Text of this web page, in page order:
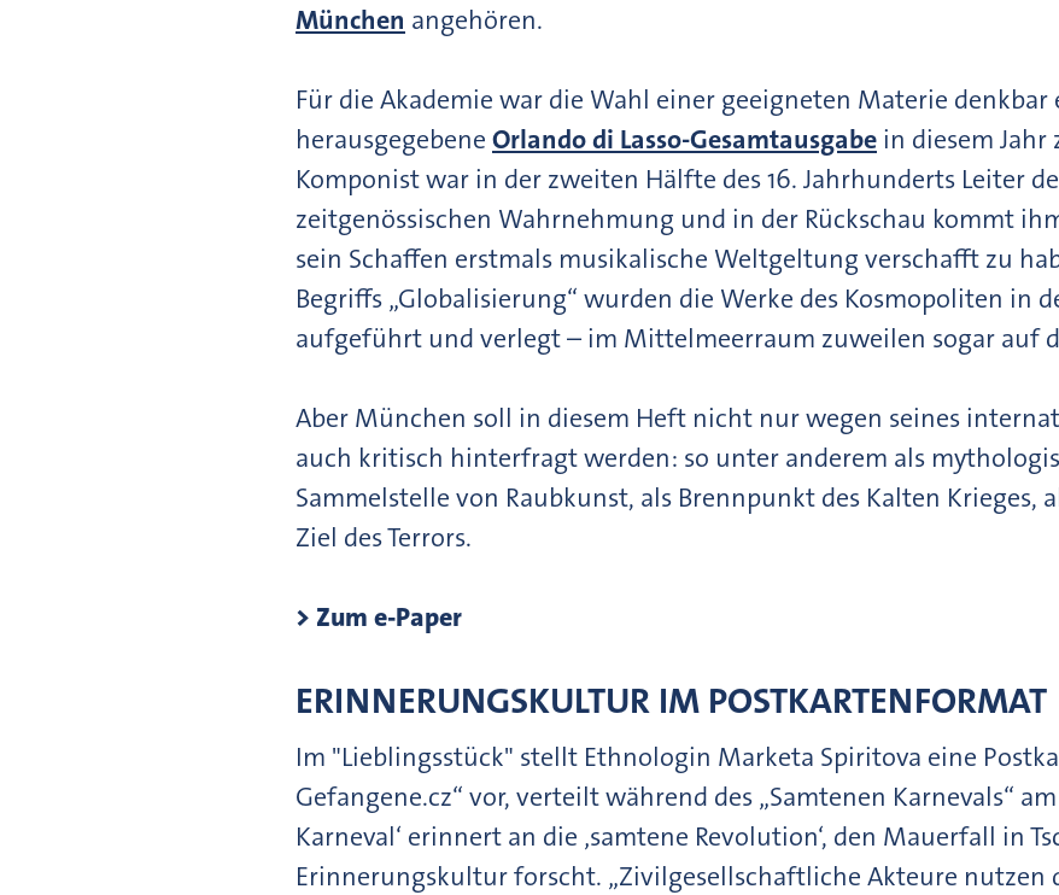
München angehören.
Für die Akademie war die Wahl einer geeigneten Materie
herausgegebene Orlando di Lasso-Gesamtausgabe in diesem
Komponist war in der zweiten Hälfte des 16. Jahrhunderts Leiter
zeitgenössischen Wahrnehmung und in der Rückschau kommt
sein Schaffen erstmals musikalische Weltgeltung verschafft zu
Begriffs „Globalisierung“ wurden die Werke des Kosmopoliten in
aufgeführt und verlegt – im Mittelmeerraum zuweilen sogar auf
Aber München soll in diesem Heft nicht nur wegen seines
auch kritisch hinterfragt werden: so unter anderem als
Sammelstelle von Raubkunst, als Brennpunkt des Kalten Krieges,
Ziel des Terrors.
> Zum e-Paper
ERINNERUNGSKULTUR IM POSTKARTENFORMAT
Im "Lieblingsstück" stellt Ethnologin Marketa Spiritova eine
Gefangene.cz“ vor, verteilt während des „Samtenen Karnevals“ am
Karneval‘ erinnert an die ‚samtene Revolution‘, den Mauerfall in
Erinnerungskultur forscht. „Zivilgesellschaftliche Akteure nutzen